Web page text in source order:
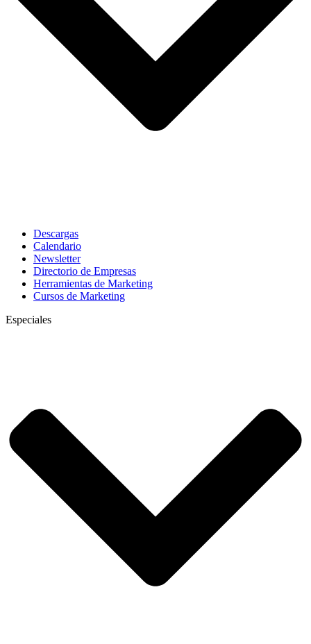
Descargas
Calendario
Newsletter
Directorio de Empresas
Herramientas de Marketing
Cursos de Marketing
Especiales